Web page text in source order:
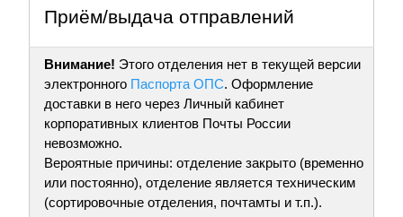
Приём/выдача отправлений
Внимание! Этого отделения нет в текущей версии
электронного Паспорта ОПС. Оформление
доставки в него через Личный кабинет
корпоративных клиентов Почты России
невозможно.
Вероятные причины: отделение закрыто (временно
или постоянно), отделение является техническим
(сортировочные отделения, почтамты и т.п.).